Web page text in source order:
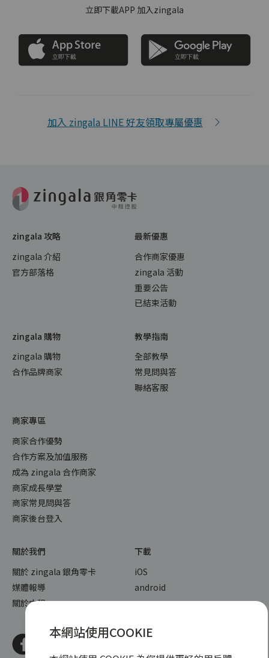
立即下載APP 加入zingala
加入 zingala LINE 好友領取專屬優惠
zingala 攻略
zingala 介紹
官方部落格
最新優惠
合作商家優惠
zingala 活動
重要公告
已結束活動
zingala 購物
zingala 購物
合作品牌商家
教學指南
全部教學
常見問與答
聯絡客服
商家專區
商家合作優勢
合作方案及加值服務
成為 zingala 合作商家
商家成長學堂
商家常見問與答
商家後台登入
關於我們
關於 zingala 銀角零卡
媒體報導
關於中租
下載
iOS
android
本網站使用COOKIE